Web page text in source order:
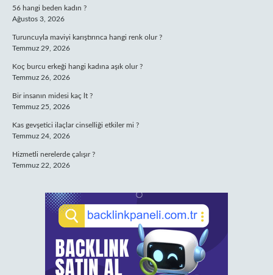
56 hangi beden kadın ?
Ağustos 3, 2026
Turuncuyla maviyi karıştırınca hangi renk olur ?
Temmuz 29, 2026
Koç burcu erkeği hangi kadına aşık olur ?
Temmuz 26, 2026
Bir insanın midesi kaç lt ?
Temmuz 25, 2026
Kas gevşetici ilaçlar cinselliği etkiler mi ?
Temmuz 24, 2026
Hizmetli nerelerde çalışır ?
Temmuz 22, 2026